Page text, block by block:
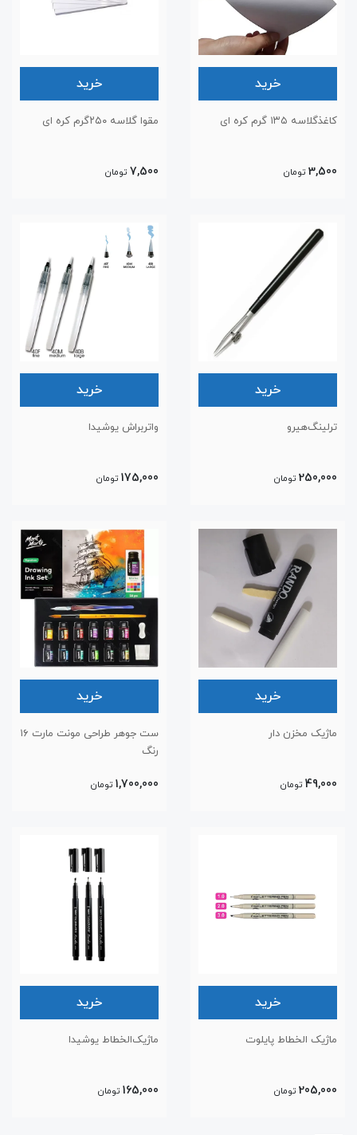
خرید
کاغذگلاسه ۱۳۵ گرم کره ای
3,500 تومان
خرید
مقوا گلاسه ۲۵۰‌گرم کره ای
7,500 تومان
خرید
ترلینگ‌هیرو
250,000 تومان
خرید
واتربراش یوشیدا
175,000 تومان
خرید
ماژیک مخزن دار
49,000 تومان
خرید
ست جوهر طراحی مونت مارت ۱۶
رنگ
1,700,000 تومان
خرید
ماژیک الخطاط پایلوت
205,000 تومان
خرید
ماژیک‌الخطاط یوشیدا
165,000 تومان